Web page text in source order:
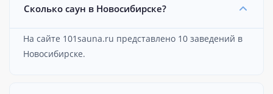
Сколько саун в Новосибирске?
На сайте 101sauna.ru представлено 10 заведений в
Новосибирске.